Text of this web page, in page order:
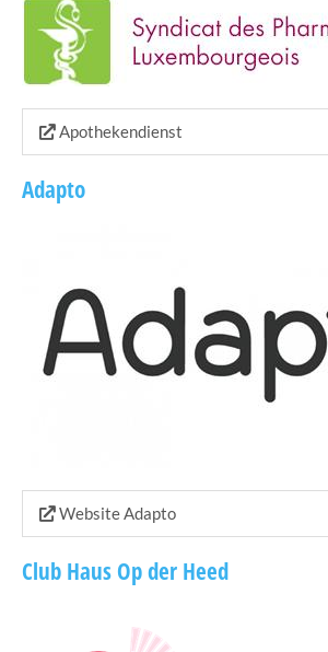
Klimapakt
Emwelt.lu
Éislek
Fotogalerie
Apothekendienst
Adapto
Website Adapto
Club Haus Op der Heed